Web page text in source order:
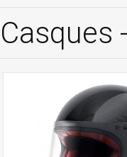
Casques